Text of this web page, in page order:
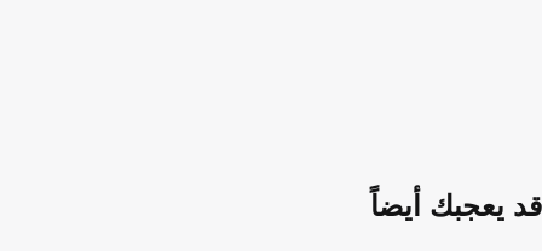
قد يعجبك أيضاً